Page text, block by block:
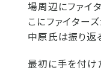
場周辺にファイ
こにファイター
中原氏は振り返
最初に手を付け